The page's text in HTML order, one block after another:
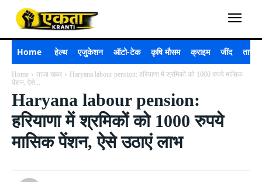
Home हेल्थ एजुकेशन ऑटो-टेक कृषि मौसम क्राइम जींद ताजा
Home ताजा खबर
Haryana labour pension: हरियाणा में श्रमिकों को 1000 रुपये मासिक
पेंशन, ऐसे...
Haryana labour pension:
हरियाणा में श्रमिकों को 1000 रुपये
मासिक पेंशन, ऐसे उठाएं लाभ